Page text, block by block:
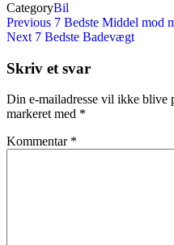
CategoryBil
Indlægsnavigation
Previous
Post
Previous 7 Bedste Middel mod
Next
Next 7 Bedste Badevægt
Skriv et svar
Din e-mailadresse vil ikke blive
markeret med *
Kommentar *